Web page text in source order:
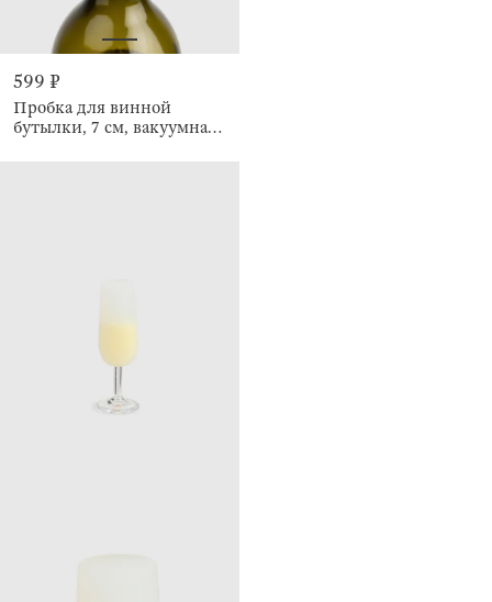
599 ₽
Пробка для винной
бутылки, 7 см, вакуумная,